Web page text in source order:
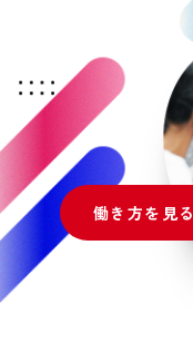
働き方を見る